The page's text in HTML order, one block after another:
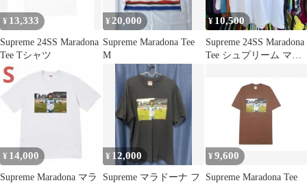
¥ 13,333
Supreme 24SS Maradona
Tee Tシャツ
¥ 20,000
Supreme Maradona Tee
M
¥ 10,500
Supreme 24SS Maradona
Tee シュプリーム マラ
¥ 14,000
Supreme Maradona マラ
¥ 12,000
Supreme マラドーナ フ
¥9,600
Supreme Maradona Tee